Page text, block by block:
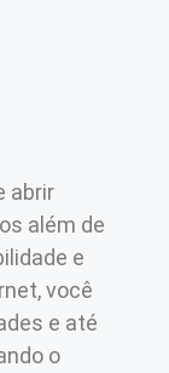
abrir
além de
e
você
e até
o